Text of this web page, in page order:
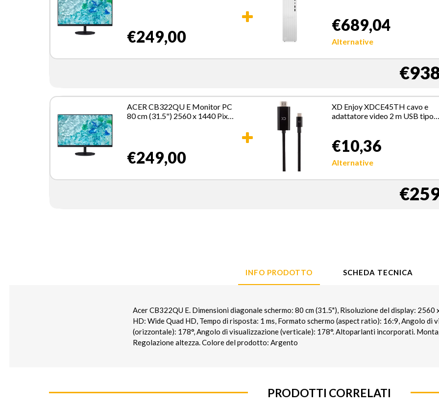
€249,00
€689,04
Alternative
ACER CB322QU E Monitor PC
80 cm (31.5") 2560 x 1440 Pixel
€249,00
XD Enjoy XDCE45TH cavo e
adattatore video 2 m USB tipo-
€10,36
Alternative
INFO PRODOTTO SCHEDA TECNICA
Acer CB322QU E. Dimensioni diagonale schermo: 80 cm (31.5"), Risoluzione del display:
HD: Wide Quad HD, Tempo di risposta: 1 ms, Formato schermo (aspect ratio): 16:9, Angolo di
(orizzontale): 178°, Angolo di visualizzazione (verticale): 178°. Altoparlanti incorporati.
Regolazione altezza. Colore del prodotto: Argento
PRODOTTI CORRELATI